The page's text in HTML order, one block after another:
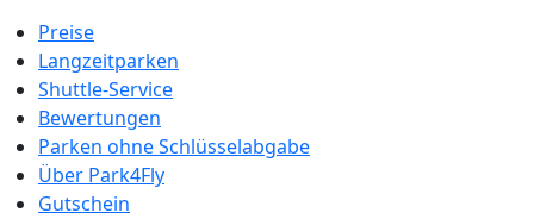
Preise
Langzeitparken
Shuttle-Service
Bewertungen
Parken ohne Schlüsselabgabe
Über Park4Fly
Gutschein